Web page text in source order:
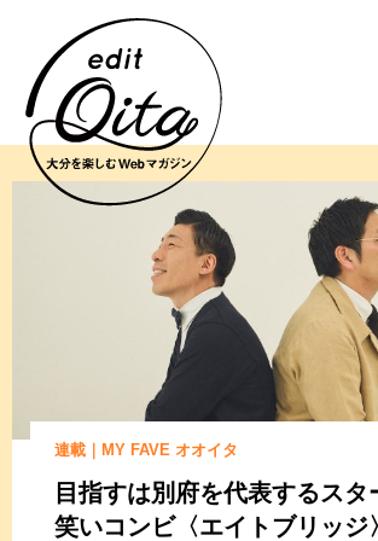
連載｜MY FAVE オオイタ
目指すは別府を代表するス
笑いコンビ〈エイトブリッジ